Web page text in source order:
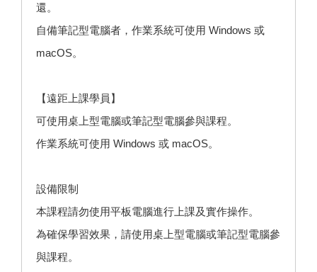
還。
自備筆記型電腦者，作業系統可使用 Windows 或
macOS。
【遠距上課學員】
可使用桌上型電腦或筆記型電腦參與課程。
作業系統可使用 Windows 或 macOS。
設備限制
本課程請勿使用平板電腦進行上課及實作操作。
為確保學習效果，請使用桌上型電腦或筆記型電腦參
與課程。